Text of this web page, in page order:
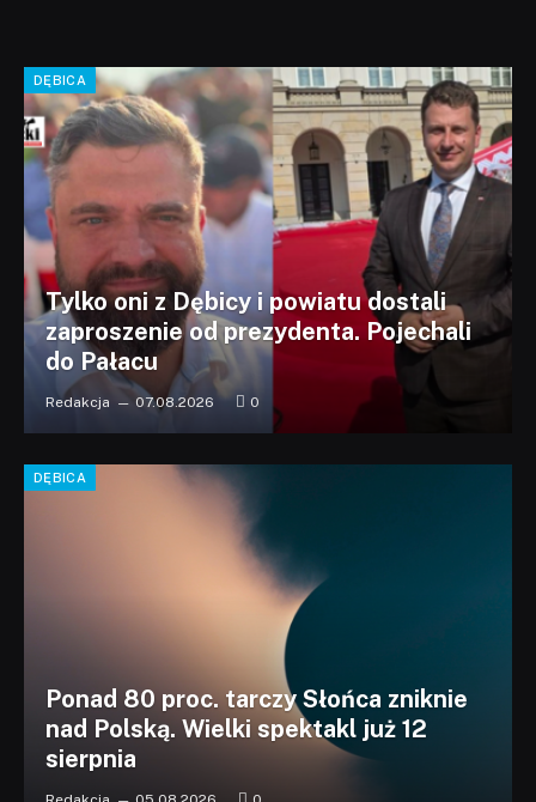
DĘBICA
Tylko oni z Dębicy i powiatu dostali
zaproszenie od prezydenta. Pojechali
do Pałacu
Redakcja 07.08.2026 0
DĘBICA
Ponad 80 proc. tarczy Słońca zniknie
nad Polską. Wielki spektakl już 12
sierpnia